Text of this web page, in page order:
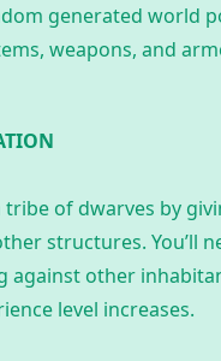
generated world
weapons, and
tribe of dwarves by
structures. You’ll
against other
level increases.